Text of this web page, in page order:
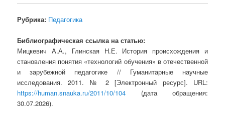
Рубрика: Педагогика
Библиографическая ссылка на статью:
Мицкевич А.А., Глинская Н.Е. История происхождения и
становления понятия «технологий обучения» в отечественной
и зарубежной педагогике // Гуманитарные научные
исследования. 2011. № 2 [Электронный ресурс]. URL:
https://human.snauka.ru/2011/10/104 (дата обращения:
30.07.2026).